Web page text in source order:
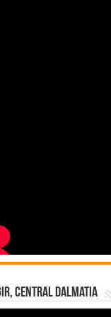
Central Dalmatia